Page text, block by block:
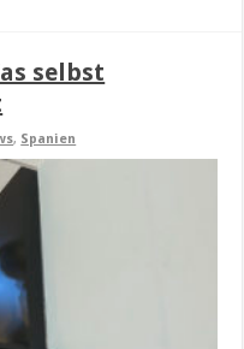
selbst
, Spanien